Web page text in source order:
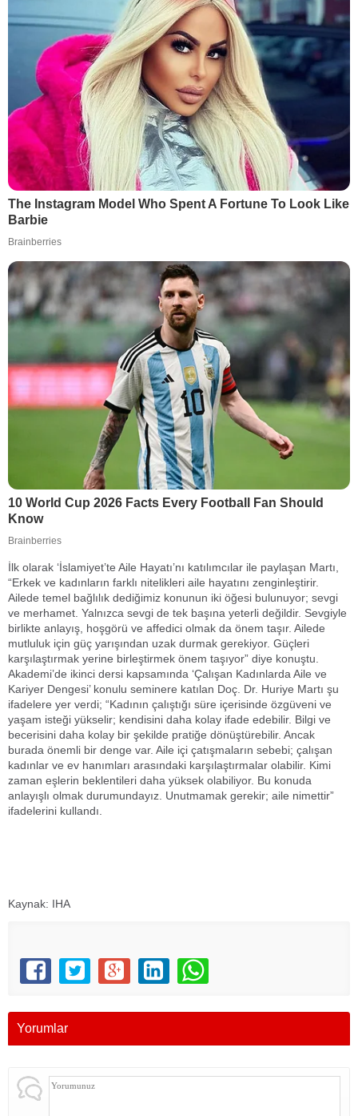
İlk olarak ‘İslamiyet’te Aile Hayatı’nı katılımcılar ile paylaşan Martı,
“Erkek ve kadınların farklı nitelikleri aile hayatını zenginleştirir.
Ailede temel bağlılık dediğimiz konunun iki öğesi bulunuyor; sevgi
ve merhamet. Yalnızca sevgi de tek başına yeterli değildir. Sevgiyle
birlikte anlayış, hoşgörü ve affedici olmak da önem taşır. Ailede
mutluluk için güç yarışından uzak durmak gerekiyor. Güçleri
karşılaştırmak yerine birleştirmek önem taşıyor” diye konuştu.
Akademi’de ikinci dersi kapsamında ‘Çalışan Kadınlarda Aile ve
Kariyer Dengesi’ konulu seminere katılan Doç. Dr. Huriye Martı şu
ifadelere yer verdi; “Kadının çalıştığı süre içerisinde özgüveni ve
yaşam isteği yükselir; kendisini daha kolay ifade edebilir. Bilgi ve
becerisini daha kolay bir şekilde pratiğe dönüştürebilir. Ancak
burada önemli bir denge var. Aile içi çatışmaların sebebi; çalışan
kadınlar ve ev hanımları arasındaki karşılaştırmalar olabilir. Kimi
zaman eşlerin beklentileri daha yüksek olabiliyor. Bu konuda
anlayışlı olmak durumundayız. Unutmamak gerekir; aile nimettir”
ifadelerini kullandı.
Kaynak: IHA
Yorumlar